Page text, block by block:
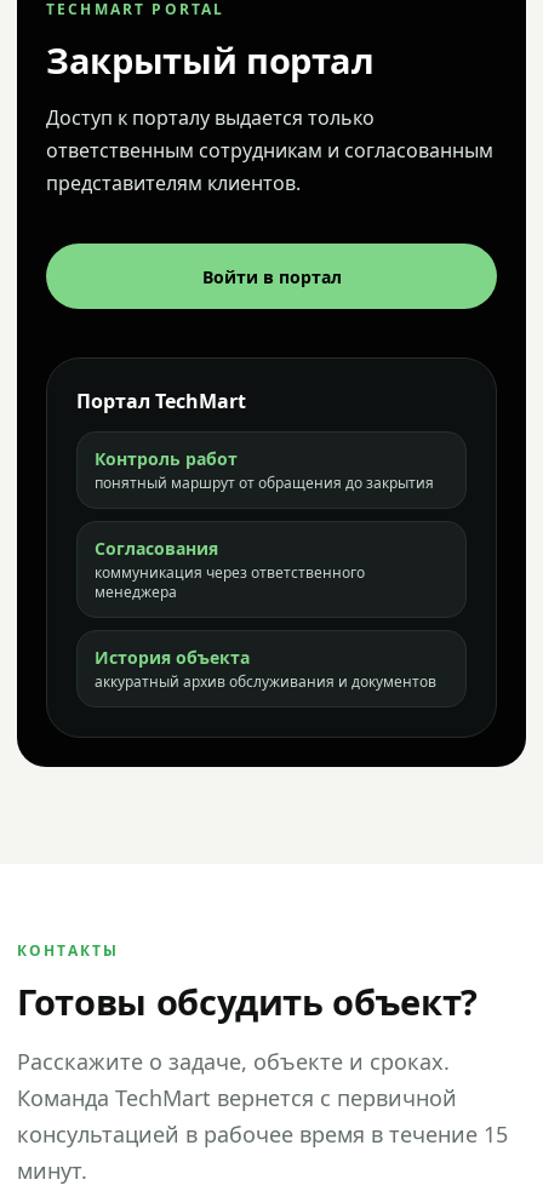
TECHMART PORTAL
Закрытый портал
Доступ к порталу выдается только
ответственным сотрудникам и согласованным
представителям клиентов.
Войти в портал
Портал TechMart
Контроль работ
понятный маршрут от обращения до закрытия
Согласования
коммуникация через ответственного
менеджера
История объекта
аккуратный архив обслуживания и документов
КОНТАКТЫ
Готовы обсудить объект?
Расскажите о задаче, объекте и сроках.
Команда TechMart вернется с первичной
консультацией в рабочее время в течение 15
минут.